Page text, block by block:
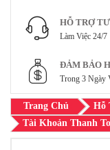
HỖ TRỢ
Làm Việc 24/7
ĐẢM BẢO
Trong 3 Ngày
Trang Chủ
Hỗ
Tài Khoản Thanh